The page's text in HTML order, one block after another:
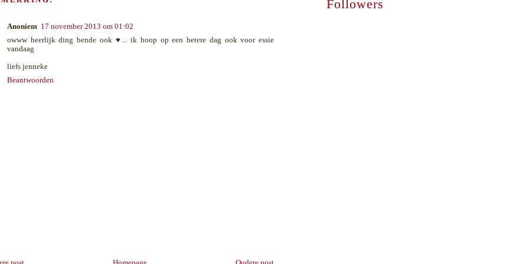
Anoniem 17 november 2013 om 01:02
owww heerlijk ding bende ook ♥... ik hoop op een betere dag ook voor essie
vandaag
liefs jenneke
Beantwoorden
Followers